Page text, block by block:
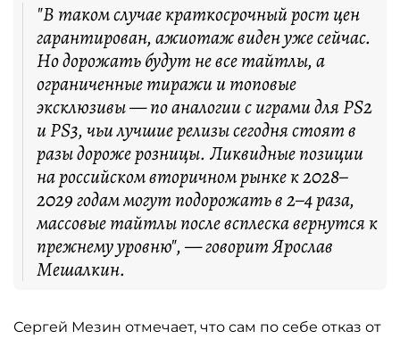
"В таком случае краткосрочный рост цен
гарантирован, ажиотаж виден уже сейчас.
Но дорожать будут не все тайтлы, а
ограниченные тиражи и топовые
эксклюзивы — по аналогии с играми для PS2
и PS3, чьи лучшие релизы сегодня стоят в
разы дороже розницы. Ликвидные позиции
на российском вторичном рынке к 2028–
2029 годам могут подорожать в 2–4 раза,
массовые тайтлы после всплеска вернутся к
прежнему уровню", — говорит Ярослав
Мешалкин.
Сергей Мезин отмечает, что сам по себе отказ от